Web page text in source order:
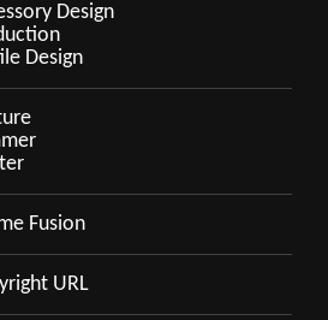
Design
Design
Fusion
URL